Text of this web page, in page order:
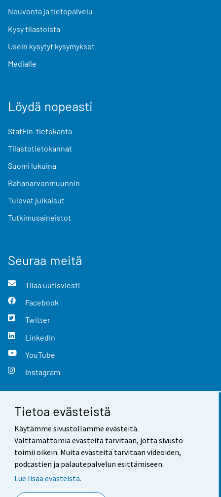
Tietoa evästeistä
Käytämme sivustollamme evästeitä.
Välttämättömiä evästeitä tarvitaan, jotta sivusto
toimii oikein. Muita evästeitä tarvitaan videoiden,
podcastien ja palautepalvelun esittämiseen.
Lue lisää evästeistä.
Neuvonta ja tietopalvelu
Kysy tilastoista
Usein kysytyt kysymykset
Medialle
Löydä nopeasti
StatFin-tietokanta
Tilastotietokannat
Suomi lukuina
Rahanarvonmuunnin
Tulevat julkaisut
Tutkimusaineistot
Seuraa meitä
Tilaa uutisviesti
Facebook
Twitter
LinkedIn
YouTube
Instagram
Yhteystiedot
Palaute
Käyttöehdot
Saavutettavuus